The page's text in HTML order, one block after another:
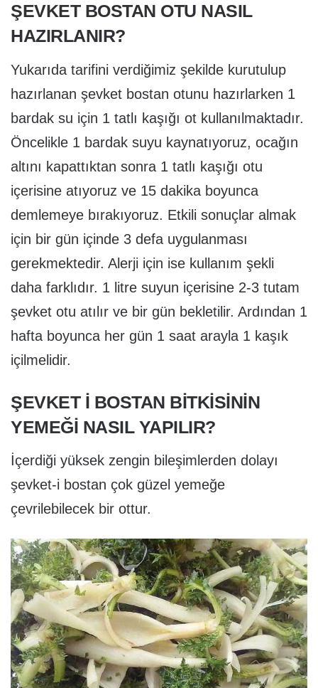
ŞEVKET BOSTAN OTU NASIL
HAZIRLANIR?
Yukarıda tarifini verdiğimiz şekilde kurutulup
hazırlanan şevket bostan otunu hazırlarken 1
bardak su için 1 tatlı kaşığı ot kullanılmaktadır.
Öncelikle 1 bardak suyu kaynatıyoruz, ocağın
altını kapattıktan sonra 1 tatlı kaşığı otu
içerisine atıyoruz ve 15 dakika boyunca
demlemeye bırakıyoruz. Etkili sonuçlar almak
için bir gün içinde 3 defa uygulanması
gerekmektedir. Alerji için ise kullanım şekli
daha farklıdır. 1 litre suyun içerisine 2-3 tutam
şevket otu atılır ve bir gün bekletilir. Ardından 1
hafta boyunca her gün 1 saat arayla 1 kaşık
içilmelidir.
ŞEVKET I BOSTAN BITKISININ
YEMEĞI NASIL YAPILIR?
İçerdiği yüksek zengin bileşimlerden dolayı
şevket-i bostan çok güzel yemeğe
çevrilebilecek bir ottur.